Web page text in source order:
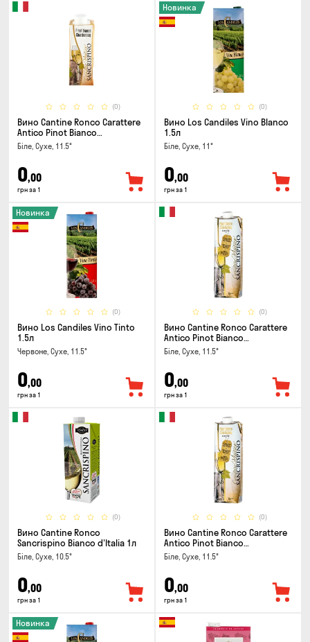
(0)
Вино Cantine Ronco Carattere
Antico Pinot Bianco
Chardonnay Rubicone IGT 0.25л
Біле, Сухе, 11.5°
0,00
грн за 1
(0)
Новинка
Вино Los Candiles Vino Blanco
1.5л
Біле, Сухе, 11°
0,00
грн за 1
(0)
Новинка
Вино Los Candiles Vino Tinto
1.5л
Червоне, Сухе, 11.5°
0,00
грн за 1
(0)
Вино Cantine Ronco Carattere
Antico Pinot Bianco
Chardonnay Rubicone IGT 1л
Біле, Сухе, 11.5°
0,00
грн за 1
(0)
Вино Cantine Ronco
Sancrispino Bianco d'Italia 1л
Біле, Сухе, 10.5°
0,00
грн за 1
(0)
Вино Cantine Ronco Carattere
Antico Pinot Bianco
Chardonnay Rubicone IGT 1л
Біле, Сухе, 11.5°
0,00
грн за 1
Новинка